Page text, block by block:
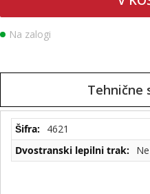
Na zalogi
Tehnične
Tehnične
specifikacije
4621
Ne